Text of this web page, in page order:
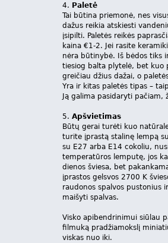
4. Paletė
Tai būtina priemonė, nes
dažus reikia atskiesti
įsipilti. Paletės reikės
kaina €1-2. Jei rasite
nėra būtinybė. Iš bėdos tiks
tiesiog balta plytelė, bet kuo
greičiau džius dažai, o
Yra ir kitas paletės tipas –
Ją galima pasidaryti pačiam,
5. Apšvietimas
Būtų gerai turėti kuo
turite įprastą stalinę lempą
su E27 arba E14 cokoliu,
temperatūros lemputę, jos
dienos šviesa, bet
įprastos gelsvos 2700 K
raudonos spalvos pustonius
maišyti spalvas.
Visko apibendrinimui siūlau
filmuką pradžiamokslį
viskas nuo iki.